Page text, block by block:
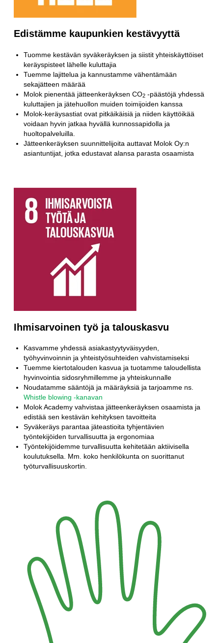
Edistämme kaupunkien kestävyyttä
Tuomme kestävän syväkeräyksen ja siistit yhteiskäyttöiset
keräyspisteet lähelle kuluttajia
Tuemme lajittelua ja kannustamme vähentämään
sekajätteen määrää
Molok pienentää jätteenkeräyksen CO2 -päästöjä yhdessä
kuluttajien ja jätehuollon muiden toimijoiden kanssa
Molok-keräysastiat ovat pitkäikäisiä ja niiden käyttöikää
voidaan hyvin jatkaa hyvällä kunnossapidolla ja
huoltopalveluilla.
Jätteenkeräyksen suunnittelijoita auttavat Molok Oy:n
asiantuntijat, jotka edustavat alansa parasta osaamista
Ihmisarvoinen työ ja talouskasvu
Kasvamme yhdessä asiakastyytyväisyyden,
työhyvinvoinnin ja yhteistyösuhteiden vahvistamiseksi
Tuemme kiertotalouden kasvua ja tuotamme taloudellista
hyvinvointia sidosryhmillemme ja yhteiskunnalle
Noudatamme sääntöjä ja määräyksiä ja tarjoamme ns.
Whistle blowing -kanavan
Molok Academy vahvistaa jätteenkeräyksen osaamista ja
edistää sen kestävän kehityksen tavoitteita
Syväkeräys parantaa jäteastioita tyhjentävien
työntekijöiden turvallisuutta ja ergonomiaa
Työntekijöidemme turvallisuutta kehitetään aktiivisella
koulutuksella. Mm. koko henkilökunta on suorittanut
työturvallisuuskortin.